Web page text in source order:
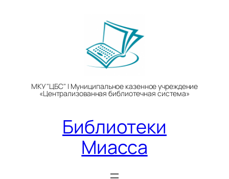
МКУ "ЦБС" | Муниципальное казенное учреждение
«Централизованная библиотечная система»
Библиотеки
Миасса